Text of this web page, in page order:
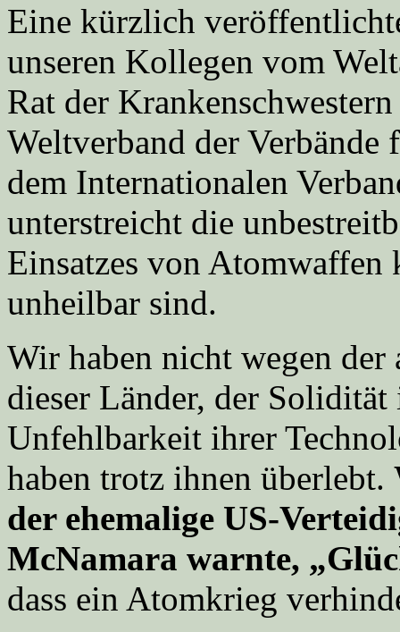
Eine kürzlich
unseren Kollegen vom
Rat der
Weltverband der
dem Internationalen
unterstreicht die
Einsatzes von Atomwaffen
unheilbar sind.
Wir haben nicht wegen der
dieser Länder, der
Unfehlbarkeit ihrer
haben trotz ihnen überlebt.
der ehemalige US-
McNamara warnte,
dass ein Atomkrieg